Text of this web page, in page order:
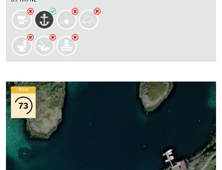
Wind
73